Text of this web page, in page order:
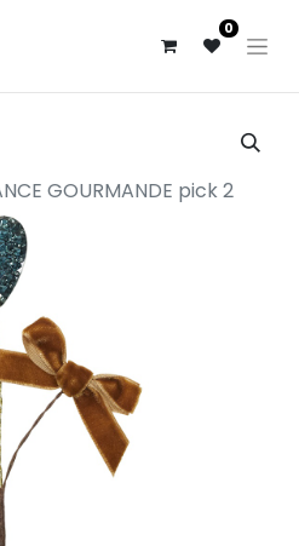
0
GOURMANDE pick 2